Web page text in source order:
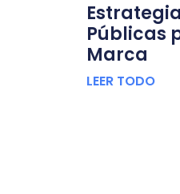
Públicas
Marca
LEER TODO